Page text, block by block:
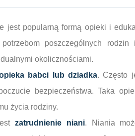
jest popularną formą opieki i
poszczególnych
okolicznościami.
babci lub dziadka. Często
bezpieczeństwa. Taka
życia rodziny.
zatrudnienie niani. Niania